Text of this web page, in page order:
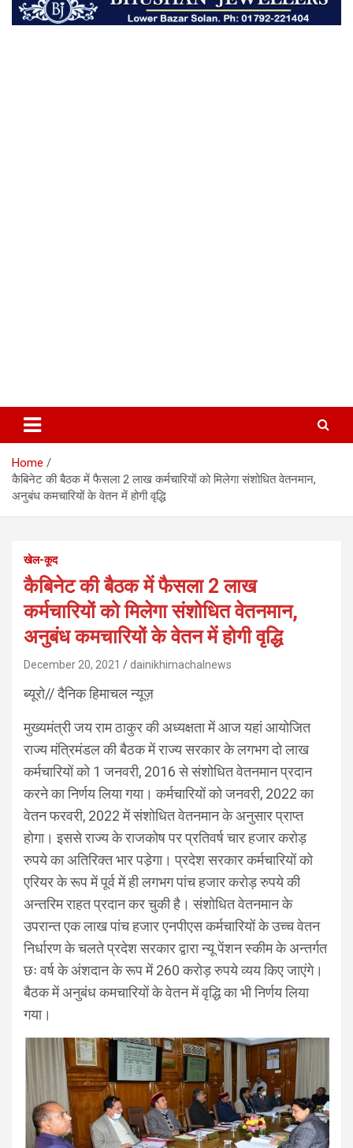
Home
कैबिनेट की बैठक में फैसला 2 लाख कर्मचारियों को मिलेगा संशोधित वेतनमान,
अनुबंध कमचारियों के वेतन में होगी वृद्धि
खेल-कूद
कैबिनेट की बैठक में फैसला 2 लाख
कर्मचारियों को मिलेगा संशोधित वेतनमान,
अनुबंध कमचारियों के वेतन में होगी वृद्धि
December 20, 2021 dainikhimachalnews
ब्यूरो// दैनिक हिमाचल न्यूज़
मुख्यमंत्री जय राम ठाकुर की अध्यक्षता में आज यहां आयोजित
राज्य मंत्रिमंडल की बैठक में राज्य सरकार के लगभग दो लाख
कर्मचारियों को 1 जनवरी, 2016 से संशोधित वेतनमान प्रदान
करने का निर्णय लिया गया। कर्मचारियों को जनवरी, 2022 का
वेतन फरवरी, 2022 में संशोधित वेतनमान के अनुसार प्राप्त
होगा। इससे राज्य के राजकोष पर प्रतिवर्ष चार हजार करोड़
रुपये का अतिरिक्त भार पडे़गा। प्रदेश सरकार कर्मचारियों को
एरियर के रूप में पूर्व में ही लगभग पांच हजार करोड़ रुपये की
अन्तरिम राहत प्रदान कर चुकी है। संशोधित वेतनमान के
उपरान्त एक लाख पांच हजार एनपीएस कर्मचारियों के उच्च वेतन
निर्धारण के चलते प्रदेश सरकार द्वारा न्यू पेंशन स्कीम के अन्तर्गत
छः वर्ष के अंशदान के रूप में 260 करोड़ रुपये व्यय किए जाएंगे।
बैठक में अनुबंध कमचारियों के वेतन में वृद्धि का भी निर्णय लिया
गया।